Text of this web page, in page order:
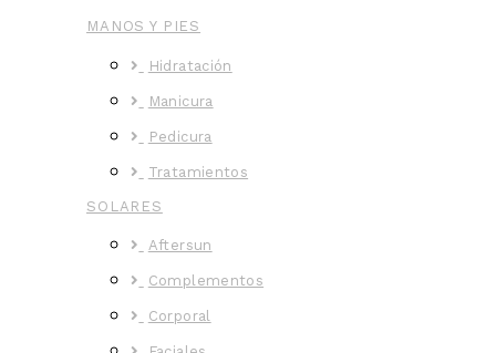
MANOS Y PIES
Hidratación
Manicura
Pedicura
Tratamientos
SOLARES
Aftersun
Complementos
Corporal